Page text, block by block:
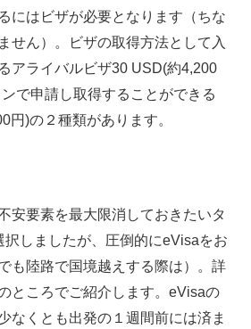
にはビザが必要となります（ちな
せん）。ビザの取得方法として入
アライバルビザ30 USD(約4,200
で申請し取得することができる
円)の２種類があります。
安要素を最大限消しておきたいタ
しましたが、圧倒的にeVisaをお
も陸路で国境越えする際は）。詳
ところでご紹介します。eVisaの
なくとも出発の１週間前には済ま